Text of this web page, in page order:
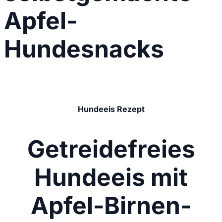
Apfel-
Hundesnacks
Hundeeis Rezept
Getreidefreies
Hundeeis mit
Apfel-Birnen-